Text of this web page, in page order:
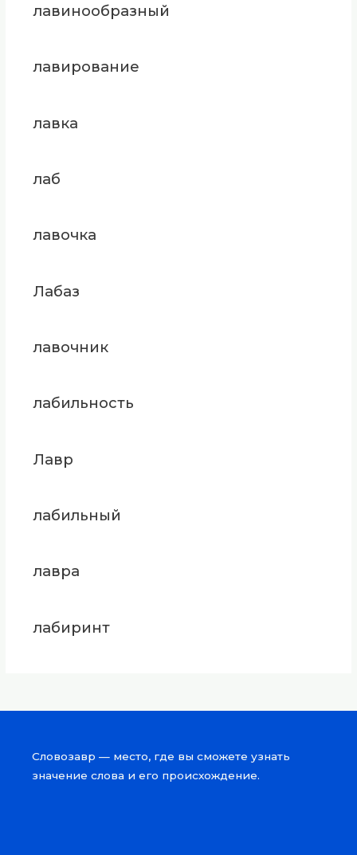
лавинообразный
лавирование
лавка
лаб
лавочка
Лабаз
лавочник
лабильность
Лавр
лабильный
лавра
лабиринт
Словозавр — место, где вы сможете узнать
значение слова и его происхождение.